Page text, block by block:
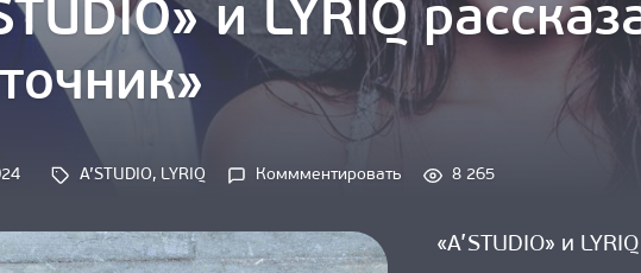
и LYRIQ
Tags:
A’STUDIO, LYRIQ
Коммментировать
«A’STUDIO»
8 265
«A’STUDIO» и